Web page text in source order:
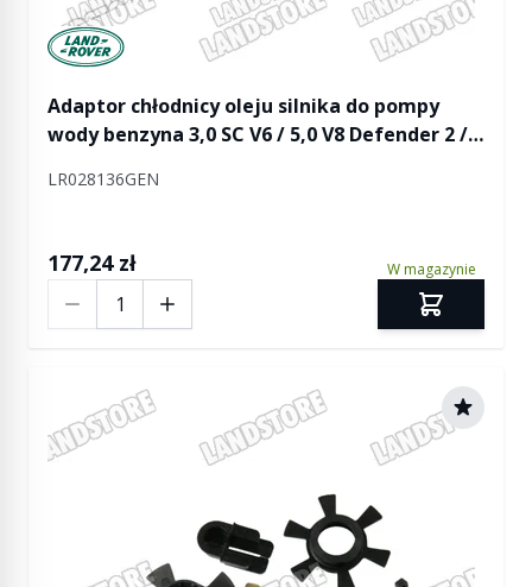
Manufactured by Land rover
Adaptor chłodnicy oleju silnika do pompy
wody benzyna 3,0 SC V6 / 5,0 V8 Defender 2 /
RR Sport / RR Sport od 2014 / RR Velar
LR028136GEN
177,24 zł W magazynie